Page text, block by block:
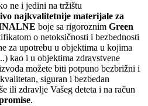
ne i jedini na tržištu
najkvalitetnije materijale za
boje sa rigoroznim Green
o netoksičnosti i bezbednosti
za upotrebu u objektima u kojima
kao i u objektima zdravstvene
možete biti potpuno bezbrižni i
siguran i bezbedan
ili zdravlje Vašeg deteta i na račun
.